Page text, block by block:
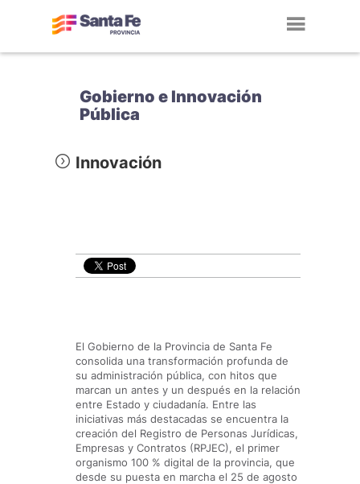
Gobierno e Innovación
Pública
Innovación
El Gobierno de la Provincia de Santa Fe
consolida una transformación profunda de
su administración pública, con hitos que
marcan un antes y un después en la relación
entre Estado y ciudadanía. Entre las
iniciativas más destacadas se encuentra la
creación del Registro de Personas Jurídicas,
Empresas y Contratos (RPJEC), el primer
organismo 100 % digital de la provincia, que
desde su puesta en marcha el 25 de agosto